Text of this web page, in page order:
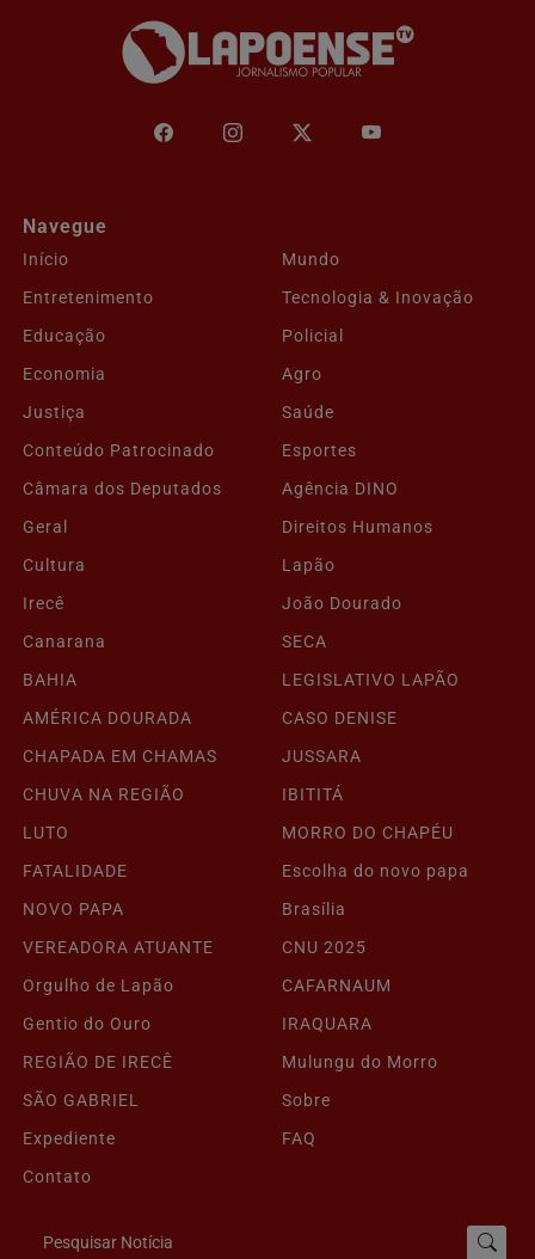
Navegue
Início
Mundo
Entretenimento
Tecnologia & Inovação
Educação
Policial
Economia
Agro
Justiça
Saúde
Conteúdo Patrocinado
Esportes
Câmara dos Deputados
Agência DINO
Geral
Direitos Humanos
Cultura
Lapão
Irecê
João Dourado
Canarana
SECA
BAHIA
LEGISLATIVO LAPÃO
AMÉRICA DOURADA
CASO DENISE
CHAPADA EM CHAMAS
JUSSARA
CHUVA NA REGIÃO
IBITITÁ
LUTO
MORRO DO CHAPÉU
FATALIDADE
Escolha do novo papa
NOVO PAPA
Brasília
VEREADORA ATUANTE
CNU 2025
Orgulho de Lapão
CAFARNAUM
Gentio do Ouro
IRAQUARA
REGIÃO DE IRECÊ
Mulungu do Morro
SÃO GABRIEL
Sobre
Expediente
FAQ
Contato